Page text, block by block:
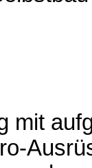
mit